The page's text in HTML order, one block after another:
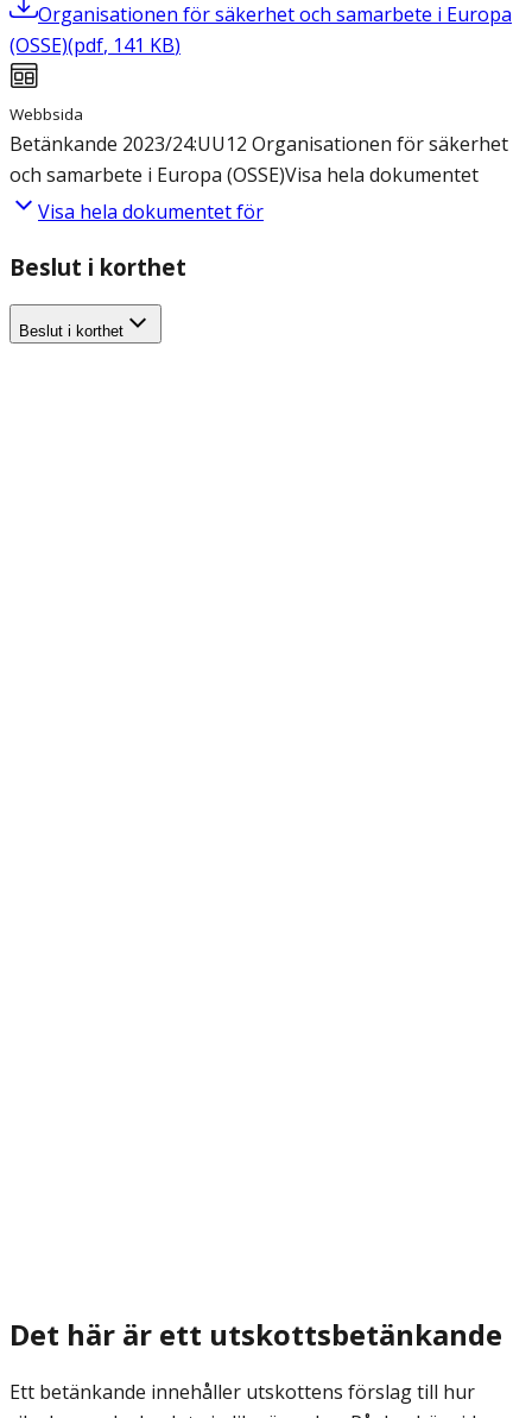
Organisationen för säkerhet och samarbete i Europa
(OSSE)(pdf, 141 KB)
Webbsida
Betänkande 2023/24:UU12 Organisationen för säkerhet
och samarbete i Europa (OSSE)Visa hela dokumentet
Visa hela dokumentet för
Beslut i korthet
Beslut i korthet
Det här är ett utskottsbetänkande
Ett betänkande innehåller utskottens förslag till hur